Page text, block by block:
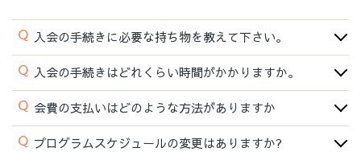
Q 入会の手続きに必要な持ち物を教えて下さい。
Q 入会の手続きはどれくらい時間がかかりますか。
Q 会費の支払いはどのような方法がありますか
Q プログラムスケジュールの変更はありますか?